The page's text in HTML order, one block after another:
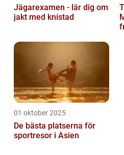
Jägarexamen - lär dig om
jakt med knistad
01 oktober 2025
De bästa platserna för
sportresor i Asien